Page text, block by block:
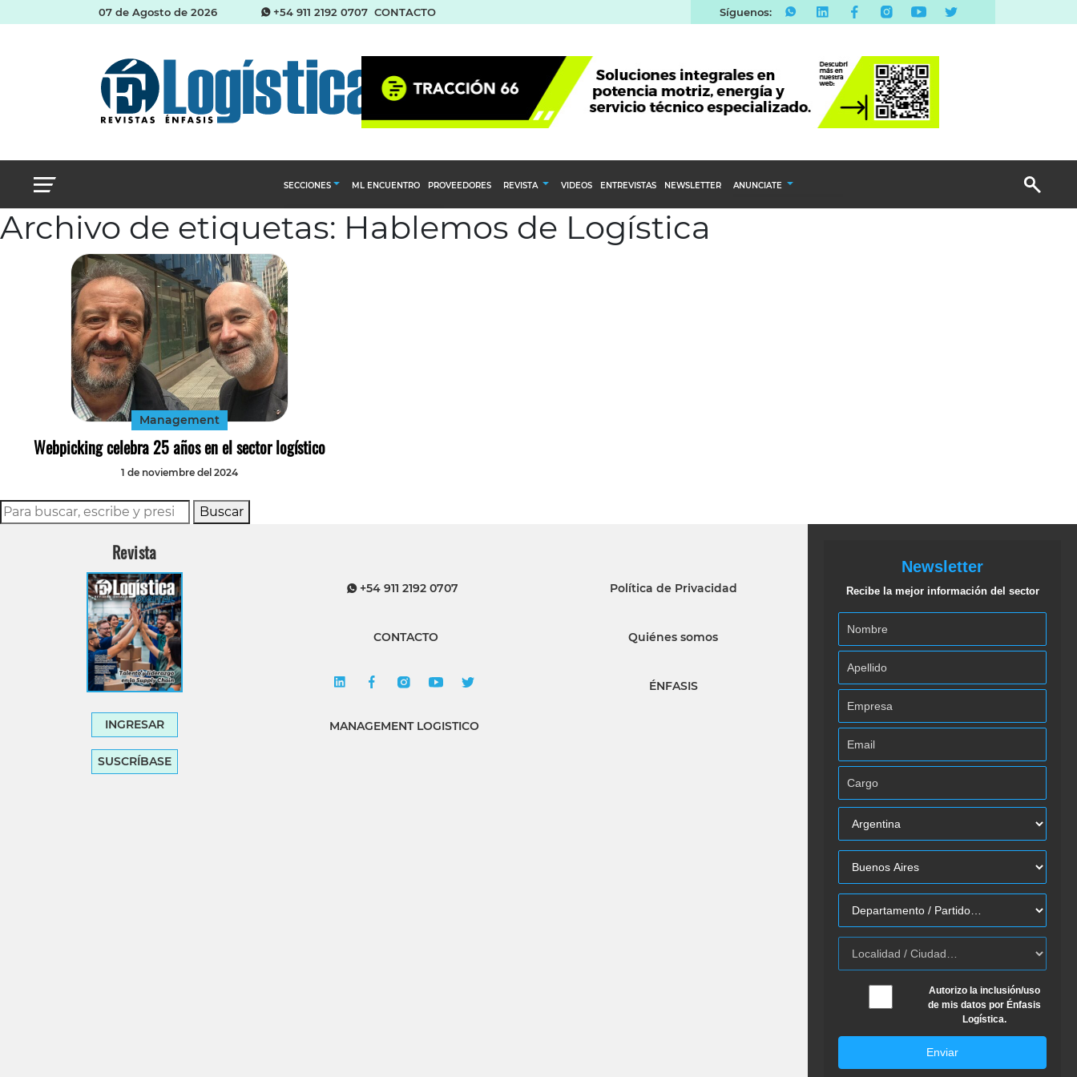
07 de Agosto de 2026 +54 911 2192 0707 CONTACTO Síguenos:
SECCIONES
Abastecimiento y compras
ML ENCUENTRO PROVEEDORES REVISTA
Calendario Editorial
Ediciones Anteriores
VIDEOS ENTREVISTAS NEWSLETTER ANUNCIATE
Archivo de etiquetas: Hablemos de Logística
Management
Webpicking celebra 25 años en el sector logístico
1 de noviembre del 2024
Buscar
Revista
INGRESAR
SUSCRÍBASE
+54 911 2192 0707
CONTACTO
MANAGEMENT LOGISTICO
Política de Privacidad
Quiénes somos
ÉNFASIS
Newsletter
Recibe la mejor información del sector
Autorizo la inclusión/uso
de mis datos por Énfasis
Logística.
Enviar